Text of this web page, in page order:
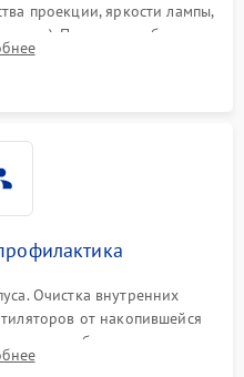
проекции, яркости лампы,
пятна). Проверка работы
шума вентиляторов.
Очистка внутренних
от накопившейся
питания, балласта лампы и
прогаров или вздутых